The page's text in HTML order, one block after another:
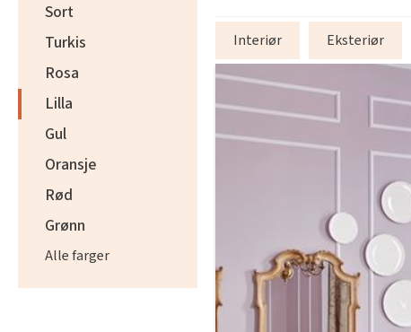
Sort
Turkis
Rosa
Lilla
Gul
Oransje
Rød
Grønn
Alle farger
appArea
Interiør Eksteriør